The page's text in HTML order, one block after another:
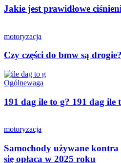
Jakie jest prawidłowe
motoryzacja
Czy części do bmw są drogie?
Ogólnewaga
191 dag ile to g? 191 dag ile
motoryzacja
Samochody używane
się opłaca w 2025 roku